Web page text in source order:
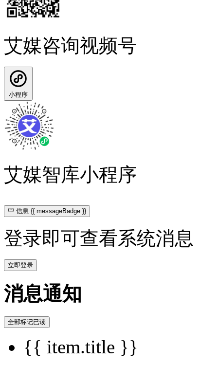
艾媒咨询视频号
小程序
艾媒智库小程序
信息{{ messageBadge }}
登录即可查看系统消息
立即登录
消息通知
全部标记已读
{{ item.title }}